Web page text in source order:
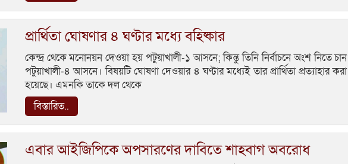
প্রার্থিতা ঘোষণার ৪ ঘণ্টার মধ্যে বহিষ্কার
কেন্দ্র থেকে মনোনয়ন দেওয়া হয় পটুয়াখালী-১ আসনে; কিন্তু তিনি নির্বাচনে অংশ নিতে চান
পটুয়াখালী-৪ আসনে। বিষয়টি ঘোষণা দেওয়ার ৪ ঘণ্টার মধ্যেই তার প্রার্থিতা প্রত্যাহার করা
হয়েছে। এমনকি তাকে দল থেকে
বিস্তারিত..
এবার আইজিপিকে অপসারণের দাবিতে শাহবাগ অবরোধ